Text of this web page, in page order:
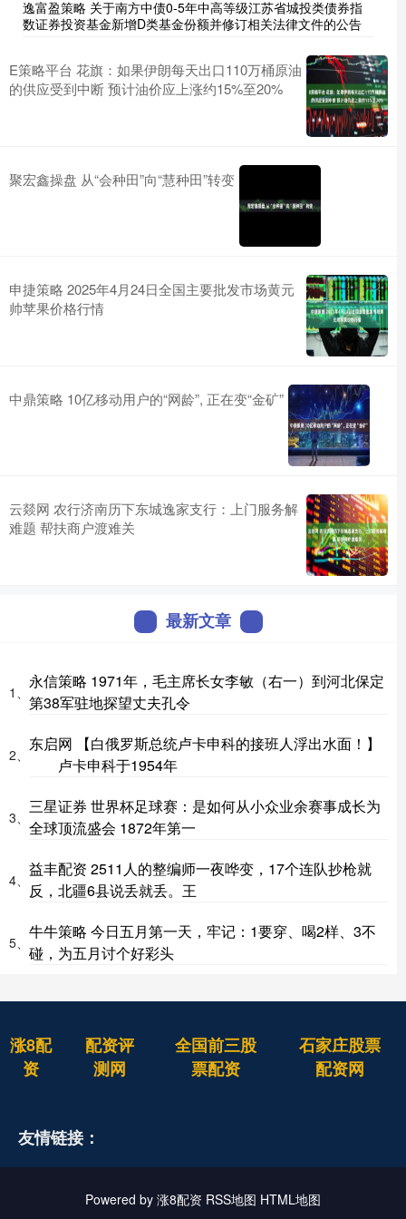
逸富盈策略 关于南方中债0-5年中高等级江苏省城投类债券指
数证券投资基金新增D类基金份额并修订相关法律文件的公告
E策略平台 花旗：如果伊朗每天出口110万桶原油
的供应受到中断 预计油价应上涨约15%至20%
聚宏鑫操盘 从“会种田”向“慧种田”转变
申捷策略 2025年4月24日全国主要批发市场黄元
帅苹果价格行情
中鼎策略 10亿移动用户的“网龄”, 正在变“金矿”
云燚网 农行济南历下东城逸家支行：上门服务解
难题 帮扶商户渡难关
最新文章
1、
永信策略 1971年，毛主席长女李敏（右一）到河北保定
第38军驻地探望丈夫孔令
2、
东启网 【白俄罗斯总统卢卡申科的接班人浮出水面！】
卢卡申科于1954年
3、
三星证券 世界杯足球赛：是如何从小众业余赛事成长为
全球顶流盛会 1872年第一
4、
益丰配资 2511人的整编师一夜哗变，17个连队抄枪就
反，北疆6县说丢就丢。王
5、
牛牛策略 今日五月第一天，牢记：1要穿、喝2样、3不
碰，为五月讨个好彩头
涨8配
资
配资评
测网
全国前三股
票配资
石家庄股票
配资网
友情链接：
Powered by 涨8配资 RSS地图 HTML地图